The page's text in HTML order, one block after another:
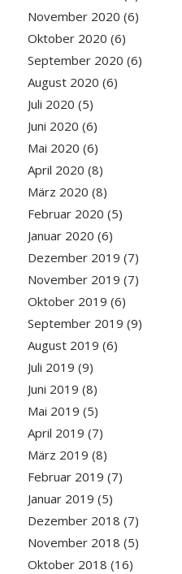
November 2020 (6)
Oktober 2020 (6)
September 2020 (6)
August 2020 (6)
Juli 2020 (5)
Juni 2020 (6)
Mai 2020 (6)
April 2020 (8)
März 2020 (8)
Februar 2020 (5)
Januar 2020 (6)
Dezember 2019 (7)
November 2019 (7)
Oktober 2019 (6)
September 2019 (9)
August 2019 (6)
Juli 2019 (9)
Juni 2019 (8)
Mai 2019 (5)
April 2019 (7)
März 2019 (8)
Februar 2019 (7)
Januar 2019 (5)
Dezember 2018 (7)
November 2018 (5)
Oktober 2018 (16)